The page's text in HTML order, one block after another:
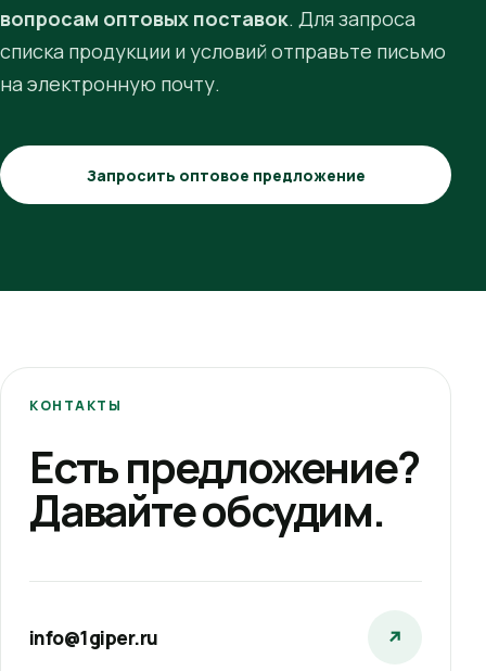
вопросам оптовых поставок. Для запроса
списка продукции и условий отправьте письмо
на электронную почту.
Запросить оптовое предложение
КОНТАКТЫ
Есть предложение?
Давайте обсудим.
info@1giper.ru ↗